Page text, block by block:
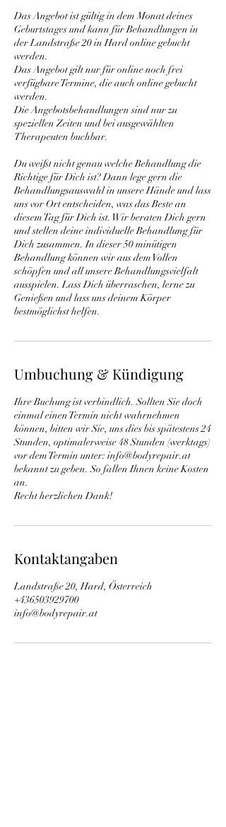
Das Angebot ist gültig in dem Monat deines
Geburtstages und kann für Behandlungen in
der Landstraße 20 in Hard online gebucht
werden.
Das Angebot gilt nur für online noch frei
verfügbare Termine, die auch online gebucht
werden.
Die Angebotsbehandlungen sind nur zu
speziellen Zeiten und bei ausgewählten
Therapeuten buchbar.
Du weißt nicht genau welche Behandlung die
Richtige für Dich ist? Dann lege gern die
Behandlungsauswahl in unsere Hände und lass
uns vor Ort entscheiden, was das Beste an
diesem Tag für Dich ist. Wir beraten Dich gern
und stellen deine individuelle Behandlung für
Dich zusammen. In dieser 50 minütigen
Behandlung können wir aus dem Vollen
schöpfen und all unsere Behandlungsvielfalt
ausspielen. Lass Dich überraschen, lerne zu
Genießen und lass uns deinem Körper
bestmöglichst helfen.
Umbuchung & Kündigung
Ihre Buchung ist verbindlich. Sollten Sie doch
einmal einen Termin nicht wahrnehmen
können, bitten wir Sie, uns dies bis spätestens 24
Stunden, optimalerweise 48 Stunden (werktags)
vor dem Termin unter: info@bodyrepair.at
bekannt zu geben. So fallen Ihnen keine Kosten
an.
Recht herzlichen Dank!
Kontaktangaben
Landstraße 20, Hard, Österreich
+436503929700
info@bodyrepair.at